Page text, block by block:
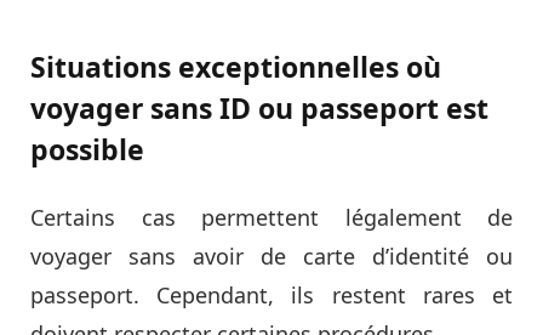
Situations exceptionnelles où
voyager sans ID ou passeport est
possible
Certains cas permettent légalement de
voyager sans avoir de carte d’identité ou
passeport. Cependant, ils restent rares et